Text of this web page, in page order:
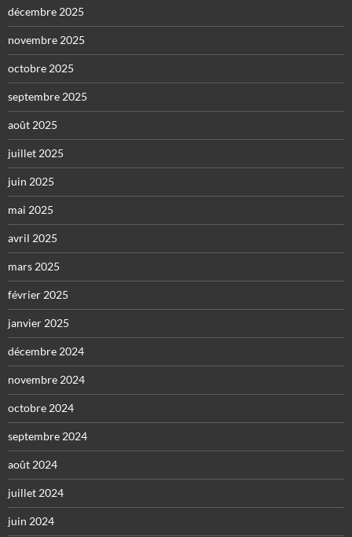
décembre 2025
novembre 2025
octobre 2025
septembre 2025
août 2025
juillet 2025
juin 2025
mai 2025
avril 2025
mars 2025
février 2025
janvier 2025
décembre 2024
novembre 2024
octobre 2024
septembre 2024
août 2024
juillet 2024
juin 2024